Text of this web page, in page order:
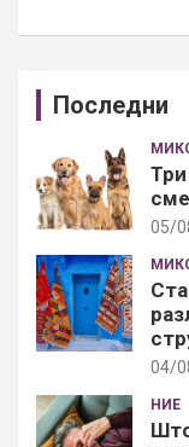
Последни
05/
04/
НИЕ